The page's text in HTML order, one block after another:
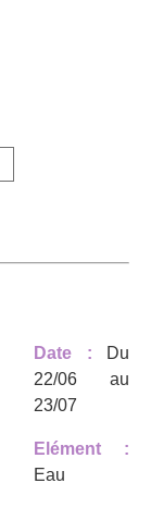
Date :
Du
22/06 au
23/07
Elément :
Eau